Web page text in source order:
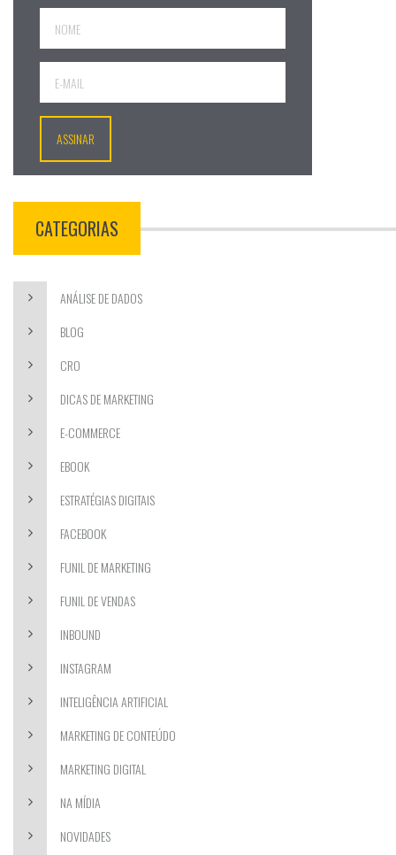
CATEGORIAS
ANÁLISE DE DADOS
BLOG
CRO
DICAS DE MARKETING
E-COMMERCE
EBOOK
ESTRATÉGIAS DIGITAIS
FACEBOOK
FUNIL DE MARKETING
FUNIL DE VENDAS
INBOUND
INSTAGRAM
INTELIGÊNCIA ARTIFICIAL
MARKETING DE CONTEÚDO
MARKETING DIGITAL
NA MÍDIA
NOVIDADES